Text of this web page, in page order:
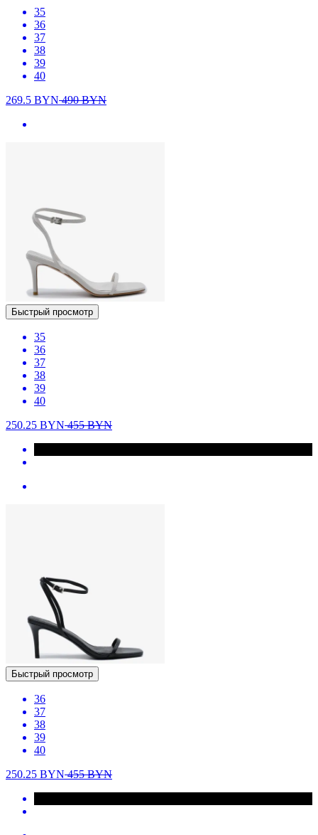
35
36
37
38
39
40
269.5 BYN490BYN
Быстрый просмотр
35
36
37
38
39
40
250.25 BYN455BYN
Быстрый просмотр
36
37
38
39
40
250.25 BYN455BYN